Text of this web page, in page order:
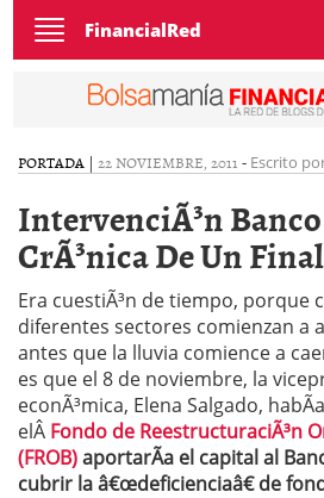
Toggle
navigation
FinancialRed
PORTADA | 22 NOVIEMBRE, 2011 - Escrito
IntervenciÃ³n
CrÃ³nica De Un
Era cuestiÃ³n de tiempo, porque
diferentes sectores comienzan a
antes que la lluvia comience a
es que el 8 de noviembre, la
econÃ³mica, Elena Salgado,
elÂ Fondo de ReestructuraciÃ³n
(FROB)aportarÃ­a el capital al
cubrir la â€œdeficienciaâ€ de